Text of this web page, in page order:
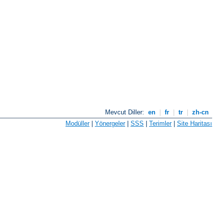
Mevcut Diller: en fr tr
zh-cn
Modüller| Yönergeler| SSS | Terimler| Site Haritası